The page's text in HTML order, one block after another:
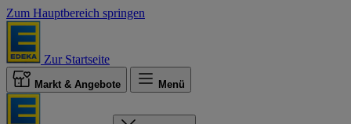
Zum Hauptbereich springen
Zur Startseite
Markt & Angebote Menü